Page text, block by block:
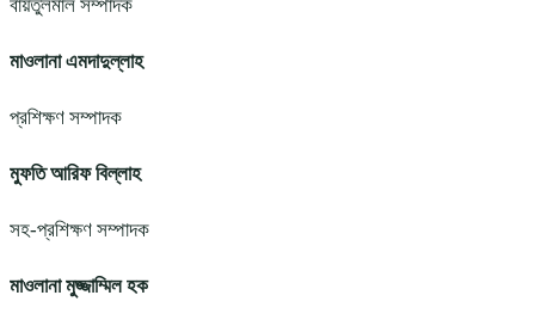
বায়তুলমাল সম্পাদক
মাওলানা এমদাদুল্লাহ
প্রশিক্ষণ সম্পাদক
মুফতি আরিফ বিল্লাহ
সহ-প্রশিক্ষণ সম্পাদক
মাওলানা মুজ্জাম্মিল হক